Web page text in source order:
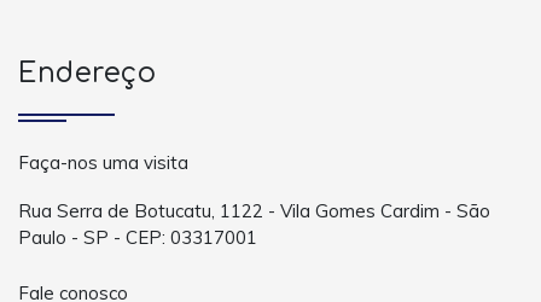
Endereço
Faça-nos uma visita
Rua Serra de Botucatu, 1122 - Vila Gomes Cardim - São
Paulo - SP - CEP: 03317001
Fale conosco